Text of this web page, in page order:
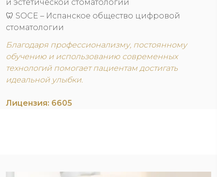
и эстетической стоматологии
🦷 SOCE – Испанское общество цифровой
стоматологии
Благодаря профессионализму, постоянному
обучению и использованию современных
технологий помогает пациентам достигать
идеальной улыбки.
Лицензия: 6605